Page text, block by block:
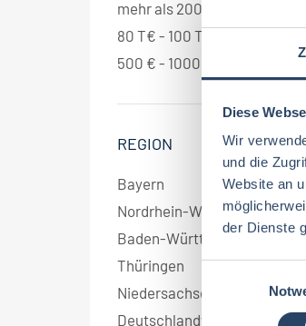
Diese
Wir
und die
Website an
der Dienste
i
mehr als 2000 € pro Monat
80 T€ - 100 T€ pro Jahr
500 € - 1000 € pro Monat
REGION
Bayern
Nordrhein-Westfalen
Baden-Württemberg
Thüringen
Niedersachsen
Deutschlandweit